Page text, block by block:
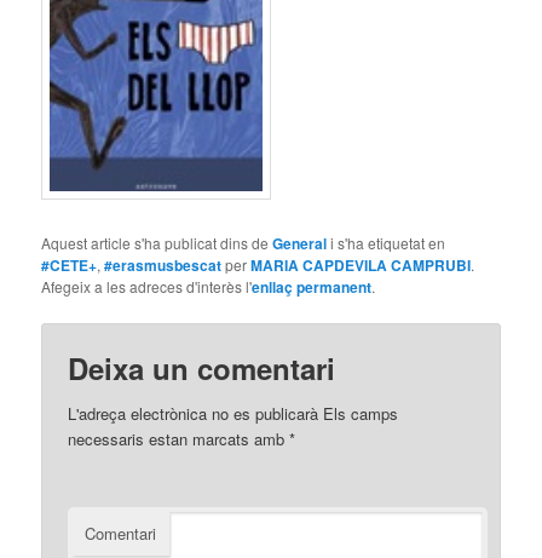
Aquest article s'ha publicat dins deGenerali s'ha etiquetat en
#CETE+,#erasmusbescatperMARIA CAPDEVILA CAMPRUBI.
Afegeix a les adreces d'interès l'enllaç permanent.
Deixa un comentari
L'adreça electrònica no es publicarà Els camps
necessaris estan marcats amb*
Comentari